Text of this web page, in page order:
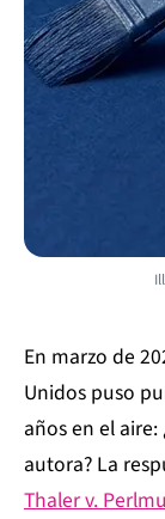
En marzo de
Unidos puso
años en el
autora? La
Thaler v.